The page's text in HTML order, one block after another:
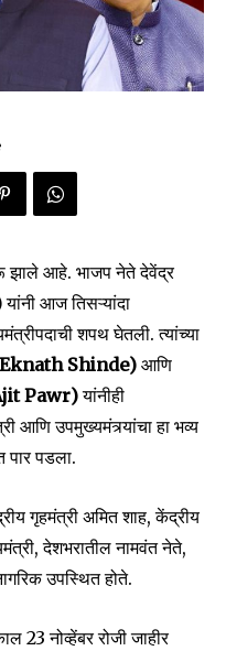
झाले आहे. भाजप नेते देवेंद्र
यांनी आज तिसऱ्यांदा
शपथ घेतली. त्यांच्या
Shinde) आणि
Pawr)यांनीही
आणि उपमुख्यमंत्र्यांचा हा भव्य
पार पडला.
गृहमंत्री अमित शाह, केंद्रीय
देशभरातील नामवंत नेते,
उपस्थित होते.
23 नोव्हेंबर रोजी जाहीर